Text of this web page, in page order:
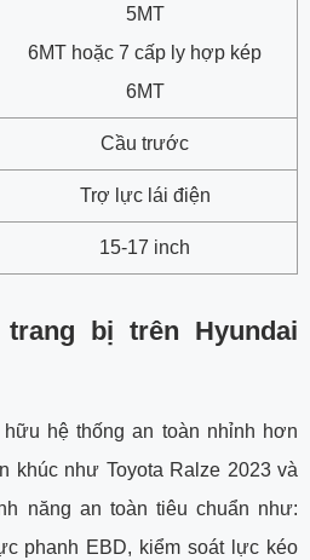
5MT
6MT hoặc 7 cấp ly hợp kép
6MT
Cầu trước
Trợ lực lái điện
15-17 inch
bị trên Hyundai
hệ thống an toàn nhỉnh hơn
khúc như Toyota Ralze 2023 và
năng an toàn tiêu chuẩn như:
phanh EBD, kiểm soát lực kéo